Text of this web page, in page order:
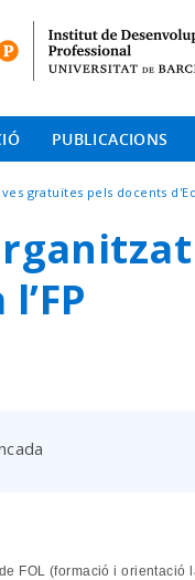
PUBLICACIONS
gratuïtes pels docents
FOL (formació i